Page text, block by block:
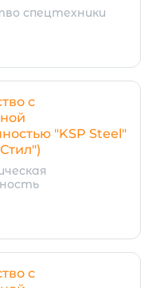
спецтехники
с
"KSP Steеl"
с